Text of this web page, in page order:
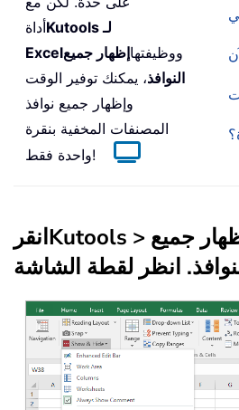
أداةKutools لـ
Excel
ووظيفتهاإظهار جميع
النوافذ، يمكنك توفير الوقت
وإظهار جميع نوافذ
المصنفات المخفية بنقرة
واحدة فقط!
انقرKutools > جميع